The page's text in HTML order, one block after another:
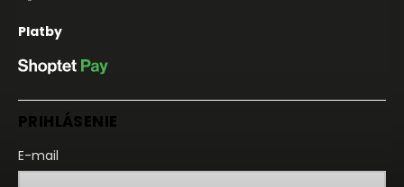
Platby
PRIHLÁSENIE
E-mail